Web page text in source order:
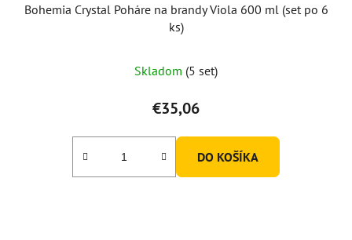
Bohemia Crystal Poháre na brandy Viola 600 ml (set po 6
ks)
Skladom (5 set)
€35,06
DO KOŠÍKA